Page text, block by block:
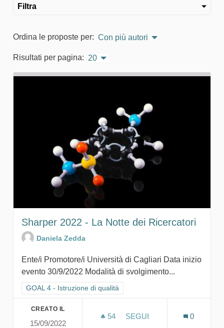
Filtra
Ordina le proposte per: Con più autori
Risultati per pagina: 20
Sharper 2022 - La Notte dei Ricercatori
Daniela Zedda
Ente/i Promotore/i Università di Cagliari Data inizio
evento 30/9/2022 Modalità di svolgimento...
Filtra i risultati per categoria: GOAL 4 - Istruzione di qualità
GOAL 4 - Istruzione di qualità
CREATO IL
15/09/2022
54 54 SOSTENITORI
SEGUI
0